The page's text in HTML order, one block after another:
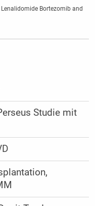
Bortezomib and
Studie mit